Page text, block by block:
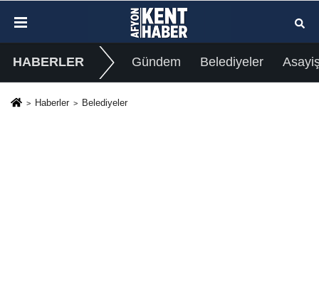
HABERLER Gündem Belediyeler
Haberler Belediyeler